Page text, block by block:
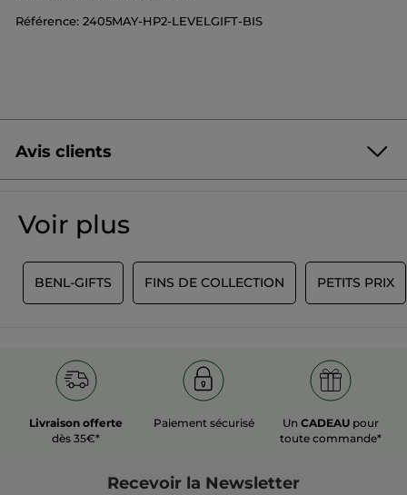
Référence: 2405MAY-HP2-LEVELGIFT-BIS
Avis clients
Aucune
valeur
pour
de
AJOUTER UN AVIS
Voir plus
BENL-GIFTS FINS DE COLLECTION PETITS PRIX
Livraison offerte
dès 35€*
Paiement sécurisé UnCADEAU pour
toute commande*
Recevoir la Newsletter